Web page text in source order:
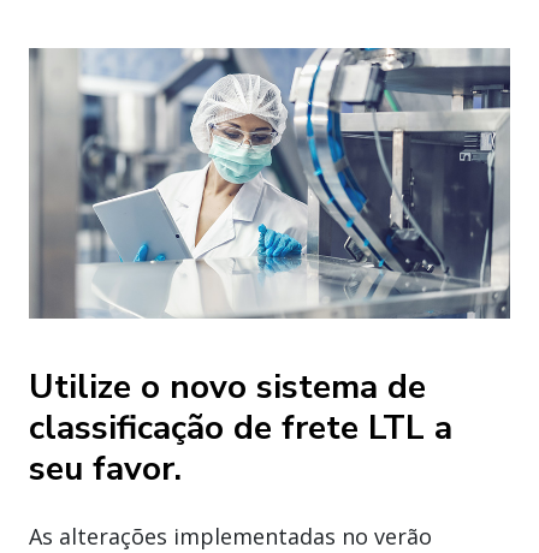
Utilize o novo sistema de
classificação de frete LTL a
seu favor.
As alterações implementadas no verão